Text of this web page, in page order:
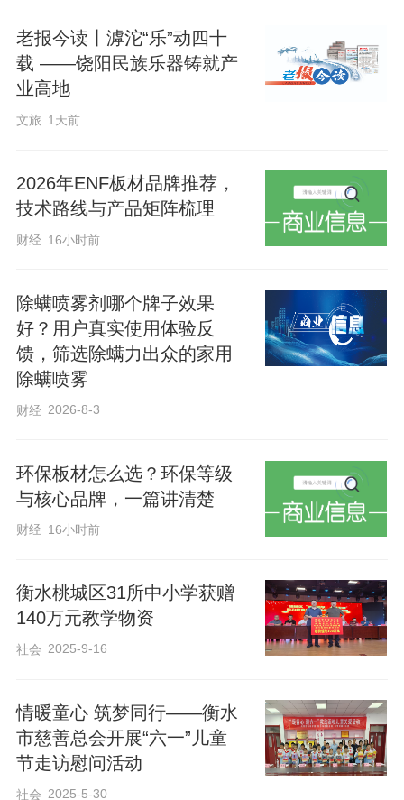
面的综合诊疗建议。
“平时去医院挂专家号要排队，今天专家直
了！”参加活动的老人们纷纷表示，这样的
义诊活动办到了大家的心坎上，不仅解决
了日常就医的难题，还学到了实用的健康
南菜园社区将持续聚焦居民健康需求，不
断链接优质医疗资源，常态化开展便民义
诊、健康讲座、健康体检等活动，进一步
提升居民的获得感、幸福感与安全感，让
通讯员刘珍妮
老报今读丨滹沱“乐”动四十
载 ——饶阳民族乐器铸就产
业高地
文旅 1天前
2026年ENF板材品牌推荐，
技术路线与产品矩阵梳理
财经 16小时前
除螨喷雾剂哪个牌子效果
好？用户真实使用体验反
馈，筛选除螨力出众的家用
除螨喷雾
财经 2026-8-3
环保板材怎么选？环保等级
与核心品牌，一篇讲清楚
财经 16小时前
衡水桃城区31所中小学获赠
140万元教学物资
社会 2025-9-16
情暖童心 筑梦同行——衡水
市慈善总会开展“六一”儿童
节走访慰问活动
社会 2025-5-30